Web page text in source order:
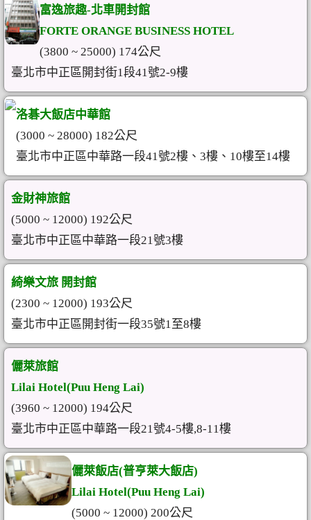
富逸旅趣-北車開封館
FORTE ORANGE BUSINESS HOTEL
(3800 ~ 25000) 174公尺
臺北市中正區開封街1段41號2-9樓
洛碁大飯店中華館
(3000 ~ 28000) 182公尺
臺北市中正區中華路一段41號2樓、3樓、10樓至14樓
金財神旅館
(5000 ~ 12000) 192公尺
臺北市中正區中華路一段21號3樓
綺樂文旅 開封館
(2300 ~ 12000) 193公尺
臺北市中正區開封街一段35號1至8樓
儷萊旅館
Lilai Hotel(Puu Heng Lai)
(3960 ~ 12000) 194公尺
臺北市中正區中華路一段21號4-5樓,8-11樓
儷萊飯店(普亨萊大飯店)
Lilai Hotel(Puu Heng Lai)
(5000 ~ 12000) 200公尺